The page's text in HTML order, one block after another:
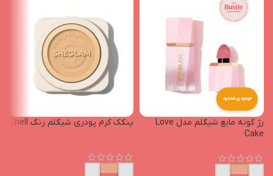
موجودی محدود
رژ گونه مایع شیگلم مدل Love
Cake
پنکک کرم پودری شیگلم رنگ Shell